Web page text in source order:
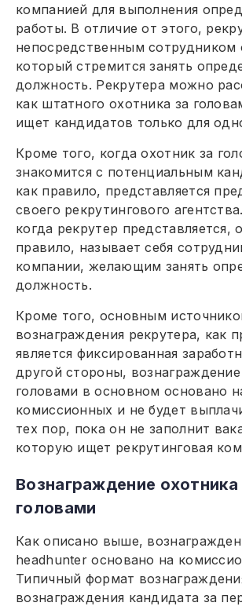
компанией для выполнения
работы. В отличие от этого,
непосредственным
который стремится занять
должность. Рекрутера можно
как штатного охотника за
ищет кандидатов только для
Кроме того, когда охотник за
знакомится с потенциальным
как правило, представляется
своего рекрутингового
когда рекрутер представляется,
правило, называет себя
компании, желающим занять
должность.
Кроме того, основным
вознаграждения рекрутера, как
является фиксированная
другой стороны, вознаграждение
головами в основном основано
комиссионных и не будет
тех пор, пока он не заполнит
которую ищет рекрутинговая
Вознаграждение охотника
головами
Как описано выше,
headhunter основано на
Типичный формат
вознаграждения кандидата за